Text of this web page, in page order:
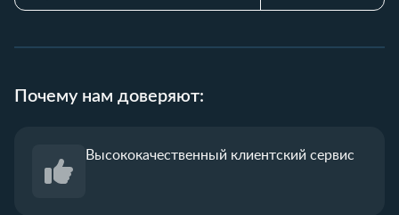
Почему нам доверяют:
Высококачественный клиентский сервис